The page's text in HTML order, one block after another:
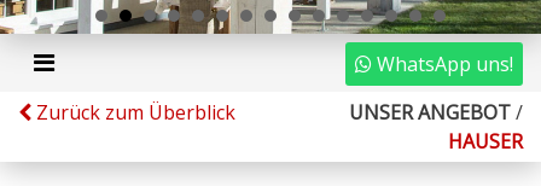
WhatsApp uns!
Zurück zum Überblick
UNSER ANGEBOT/
HAUSER